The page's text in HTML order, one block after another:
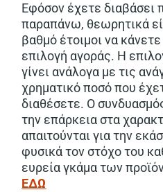
Εφόσον έχετε διαβάσει
παραπάνω, θεωρητικά
βαθμό έτοιμοι να
επιλογή αγοράς. Η
γίνει ανάλογα με τις
χρηματικό ποσό που
διαθέσετε. Ο
την επάρκεια στα
απαιτούνται για την
φυσικά τον στόχο του
ευρεία γκάμα των
ΕΔΩ